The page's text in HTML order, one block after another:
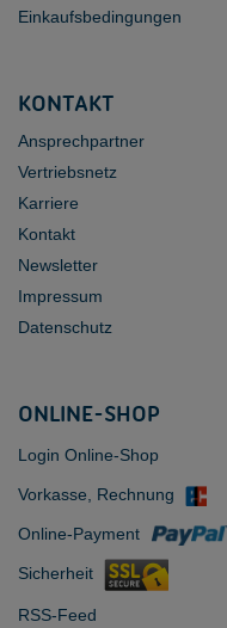
Einkaufsbedingungen
KONTAKT
Ansprechpartner
Vertriebsnetz
Karriere
Kontakt
Newsletter
Impressum
Datenschutz
ONLINE-SHOP
Login Online-Shop
Vorkasse, Rechnung
Online-Payment
Sicherheit
RSS-Feed